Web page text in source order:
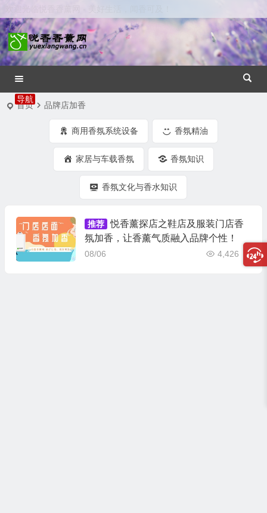
首页 品牌店加香
商用香氛系统设备 香氛精油
家居与车载香氛 香氛知识
香氛文化与香水知识
推荐
悦香薰探店之鞋店及服装门店香
氛加香，让香薰气质融入品牌个性！
08/06 4,426